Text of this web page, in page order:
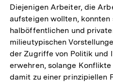
Diejenigen Arbeiter, die
aufsteigen wollten, konnten
halböffentlichen und
milieutypischen
der Zugriffe von Politik und
erwehren, solange
damit zu einer prinzipiellen